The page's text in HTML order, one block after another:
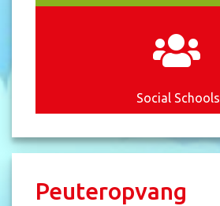
Social Schools
Peuteropvang